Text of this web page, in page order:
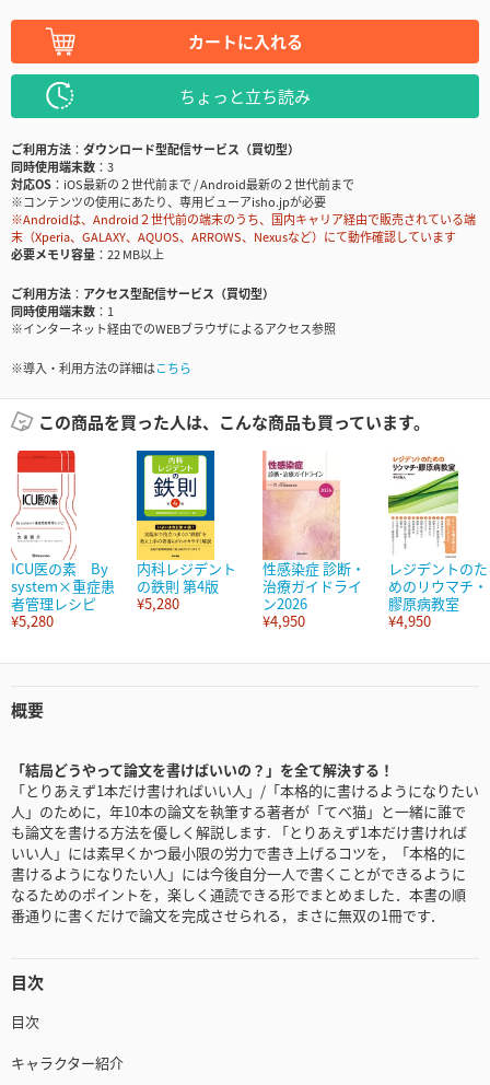
カートに入れる
ちょっと立ち読み
ご利用方法
ダウンロード型配信サービス（買切型）
同時使用端末数
3
対応OS
iOS最新の２世代前まで / Android最新の２世代前まで
※コンテンツの使用にあたり、専用ビューアisho.jpが必要
※Androidは、Android２世代前の端末のうち、国内キャリア経由で販売されている端
末（Xperia、GALAXY、AQUOS、ARROWS、Nexusなど）にて動作確認しています
必要メモリ容量
22 MB以上
ご利用方法
アクセス型配信サービス（買切型）
同時使用端末数
1
※インターネット経由でのWEBブラウザによるアクセス参照
※導入・利用方法の詳細はこちら
この商品を買った人は、こんな商品も買っています。
ICU医の素 By
system×重症患
者管理レシピ
¥5,280
内科レジデント
の鉄則 第4版
¥5,280
性感染症 診断・
治療ガイドライ
ン2026
¥4,950
レジデントのた
めのリウマチ・
膠原病教室
¥4,950
概要
「結局どうやって論文を書けばいいの？」を全て解決する！
「とりあえず1本だけ書ければいい人」/「本格的に書けるようになりたい
人」のために，年10本の論文を執筆する著者が「てべ猫」と一緒に誰で
も論文を書ける方法を優しく解説します. 「とりあえず1本だけ書ければ
いい人」には素早くかつ最小限の労力で書き上げるコツを，「本格的に
書けるようになりたい人」には今後自分一人で書くことができるように
なるためのポイントを，楽しく通読できる形でまとめました．本書の順
番通りに書くだけで論文を完成させられる，まさに無双の1冊です．
目次
目次
キャラクター紹介